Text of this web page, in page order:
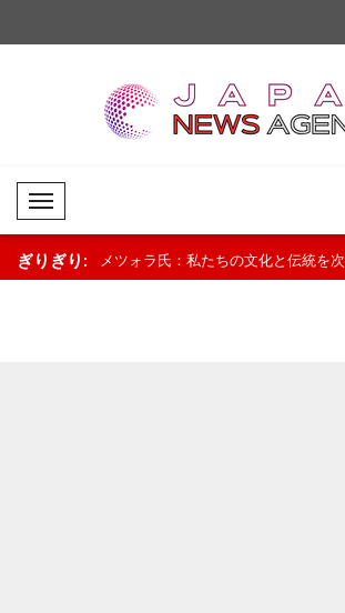
Mobil Menü
ぎりぎり:
一人分の給 メツォラ氏：私たちの文化と伝統を次